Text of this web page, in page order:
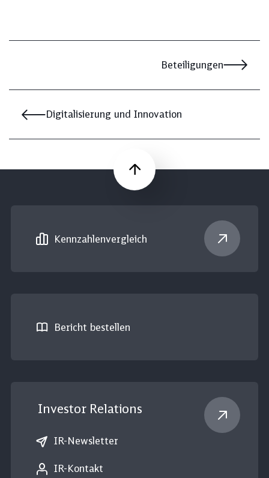
Digitalisierung und Innovation
Beteiligungen
Nach oben
Kennzahlen­vergleich
Bericht bestellen
Investor Relations
IR-Newsletter
IR-Kontakt